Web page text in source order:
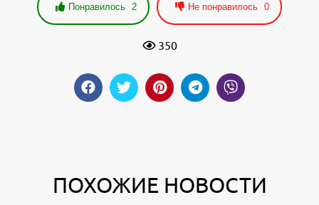
Понравилось 2 Не понравилось 0
350
ПОХОЖИЕ НОВОСТИ